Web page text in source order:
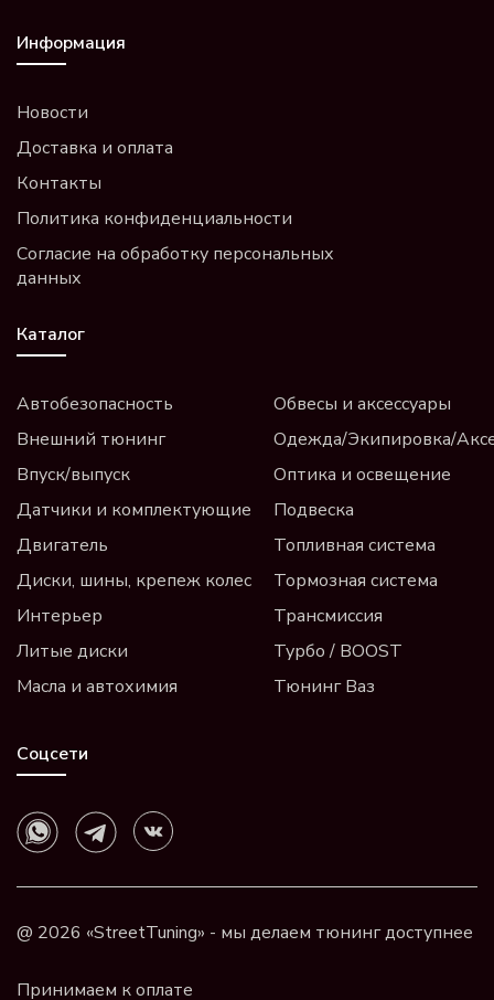
Информация
Новости
Доставка и оплата
Контакты
Политика конфиденциальности
Согласие на обработку персональных
данных
Каталог
Автобезопасность
Внешний тюнинг
Впуск/выпуск
Датчики и комплектующие
Двигатель
Диски, шины, крепеж колес
Интерьер
Литые диски
Масла и автохимия
Обвесы и аксессуары
Одежда/Экипировка/
Оптика и освещение
Подвеска
Топливная система
Тормозная система
Трансмиссия
Турбо / BOOST
Тюнинг Ваз
Соцсети
@ 2026 «StreetTuning» - мы делаем тюнинг доступнее